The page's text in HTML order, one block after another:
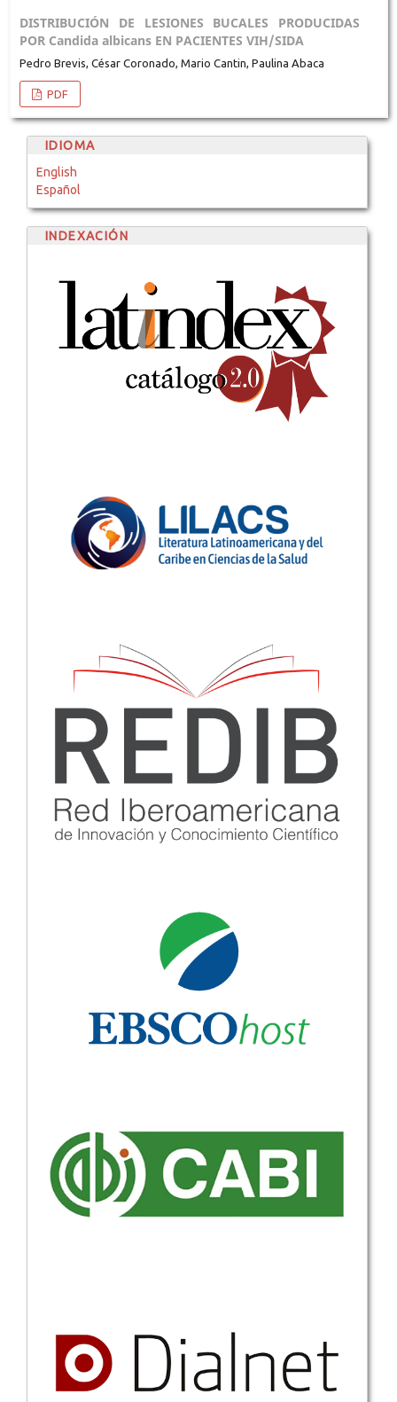
DISTRIBUCIÓN DE LESIONES BUCALES PRODUCIDAS
POR Candida albicans EN PACIENTES VIH/SIDA
Pedro Brevis, César Coronado, Mario Cantin, Paulina Abaca
PDF
IDIOMA
English
Español
INDEXACIÓN